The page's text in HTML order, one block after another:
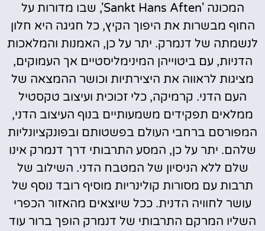
המכונה 'Sankt Hans Aften', שבו מדורות על
החוף מבשרות את היפוך הקיץ, כל חגיגה היא חלון
לנשמתה של דנמרק. יתר על כן, האמנות והמלאכות
הדניות, עם ביטוייהן המינימליסטיים אך העמוקים,
מציגות לראווה את היצירתיות וכושר ההמצאה של
העם הדני. קרמיקה, כלי זכוכית ועיצוב טקסטיל
ממלאים תפקידים משמעותיים בנוף העיצוב הדני,
המפורסם ברחבי העולם בפשטותם ובפונקציונליות
שלהם. יתר על כן, המסע התרבותי דרך דנמרק אינו
שלם ללא הניסיון של המטבח הדני. השילוב של
תרבות עם מסורות קולינריות מוסיף רובד נוסף של
עושר לחוויה הדנית. ככל שיוצאים מהאזור הכפרי
השליו המרקם התרבותי של דנמרק הופך ברור עוד